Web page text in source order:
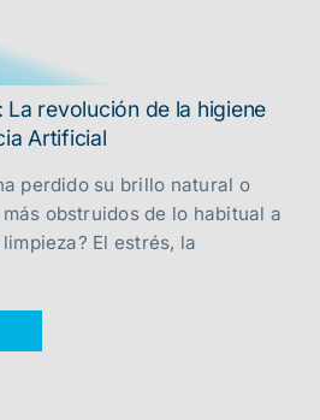
revolución de la higiene
Artificial
perdido su brillo natural o
obstruidos de lo habitual a
El estrés, la